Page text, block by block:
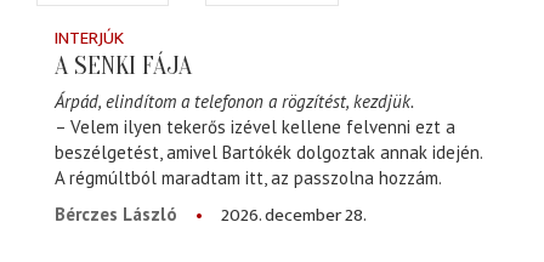
INTERJÚK
A SENKI FÁJA
Árpád, elindítom a telefonon a rögzítést, kezdjük.
– Velem ilyen tekerős izével kellene felvenni ezt a
beszélgetést, amivel Bartókék dolgoztak annak idején.
A régmúltból maradtam itt, az passzolna hozzám.
Bérczes László
2026. december 28.